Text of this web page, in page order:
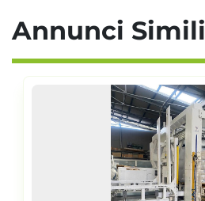
Annunci Simili